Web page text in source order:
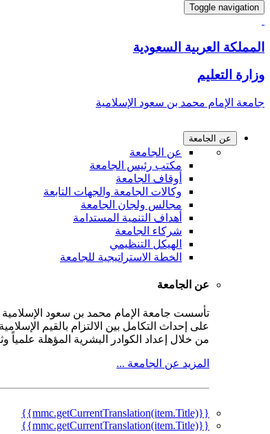
Toggle navigation
المملكة العربية السعودية
وزارة التعليم
جامعة الإمام محمد بن سعود الإسلامية
عن الجامعة
عن الجامعة
مكتب رئيس الجامعة
أوقاف الجامعة
وكالات الجامعة والجهات التابعة
مجالس ولجان الجامعة
أهداف التنمية المستدامة
شركاء الجامعة
الهيكل التنظيمي
الخطة الاستراتيجية للجامعة
عن الجامعة
على إحداث التكامل بين الالتزام بالقيم
من خلال إعداد الكوادر البشرية المؤهلة علمياً
المزيد عن الجامعة ...
{{mmc.getCurrentTranslation(item.Title)}}
{{mmc.getCurrentTranslation(item.Title)}}